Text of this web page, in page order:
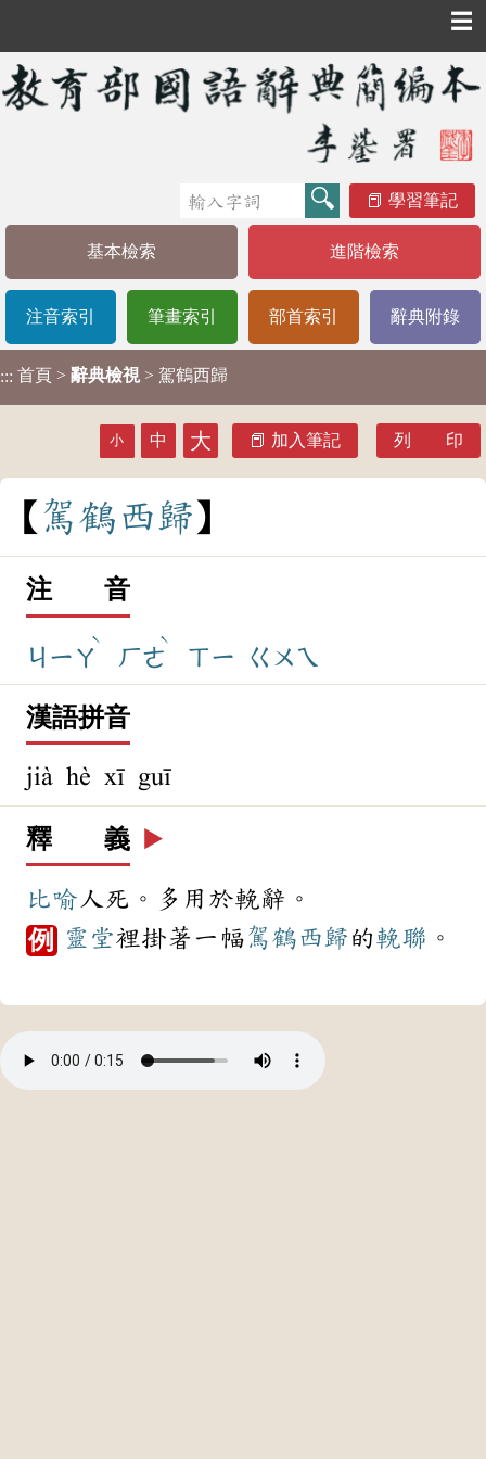
☰
學習筆記
基本檢索 進階檢索
注音索引 筆畫索引 部首索引 辭典附錄
::: 首頁 > 辭典檢視 > 駕鶴西歸
小 中 大 加入筆記 列 印
駕鶴西 歸
注 音
ㄐㄧㄚ
ˋ
ㄏㄜ
ˋ
ㄒㄧ ㄍㄨㄟ
漢語拼音
jià hè xī guī
釋 義 ▶️
比喻人死。多用於輓辭。
例 靈堂裡掛著一幅駕鶴西歸 的輓聯 。